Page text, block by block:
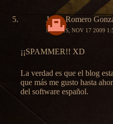
Jorge Romero
MARTES, NOV 17 2009
¡¡SPAMMER!! XD
La verdad es que el blog
que más me gusto hasta
del software español.